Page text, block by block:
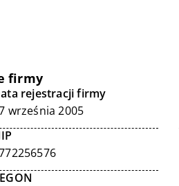
firmy
rejestracji firmy
września 2005